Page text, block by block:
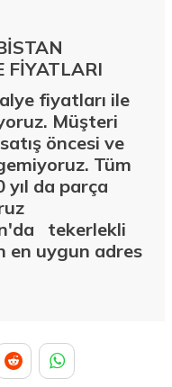
FİYATLARI
fiyatları ile
Müşteri
öncesi ve
Tüm
yıl da parça
tekerlekli
en uygun adres